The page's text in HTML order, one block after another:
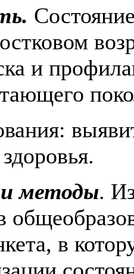
и
методы.
в